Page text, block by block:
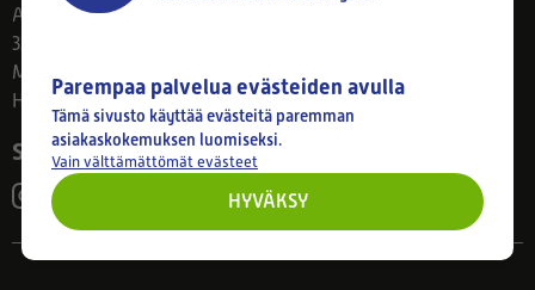
Ahlmanintie 61
33800 Tampere
Ma–Pe 8–17
Huom! Myymälän poikkeusaukiolot: 27.7.-21.8. klo 8-16
Seuraa meitä
Parempaa palvelua evästeiden avulla
Tämä sivusto käyttää evästeitä paremman
asiakaskokemuksen luomiseksi.
Vain välttämättömät evästeet
HYVÄKSY